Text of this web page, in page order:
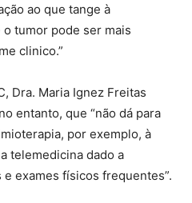
ao que tange à
tumor pode ser mais
clinico.”
Dra. Maria Ignez Freitas
entanto, que “não dá para
por exemplo, à
telemedicina dado a
exames físicos frequentes”.